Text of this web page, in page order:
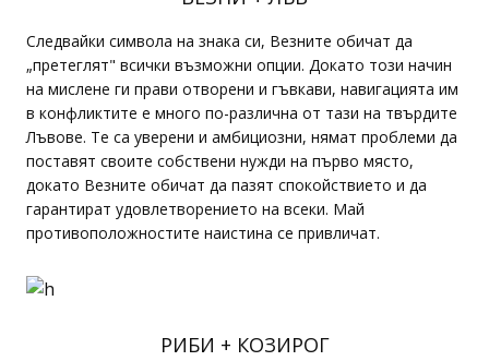
Следвайки символа на знака си, Везните обичат да
„претеглят" всички възможни опции. Докато този начин
на мислене ги прави отворени и гъвкави, навигацията им
в конфликтите е много по-различна от тази на твърдите
Лъвове. Те са уверени и амбициозни, нямат проблеми да
поставят своите собствени нужди на първо място,
докато Везните обичат да пазят спокойствието и да
гарантират удовлетворението на всеки. Май
противоположностите наистина се привличат.
РИБИ + КОЗИРОГ